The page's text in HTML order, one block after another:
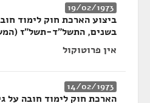
19/02/1973
בשנים, התשל"ד-תשל"ז
אין פרוטוקול
14/02/1973